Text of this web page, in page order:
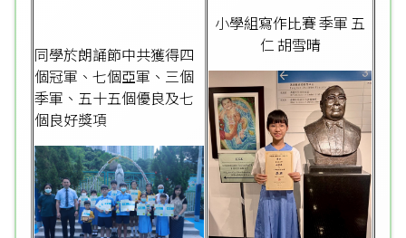
同學於朗誦節中共獲得四
個冠軍、七個亞軍、三個
季軍、五十五個優良及七
個良好獎項
小學組寫作比賽 季軍 五
仁 胡雪晴